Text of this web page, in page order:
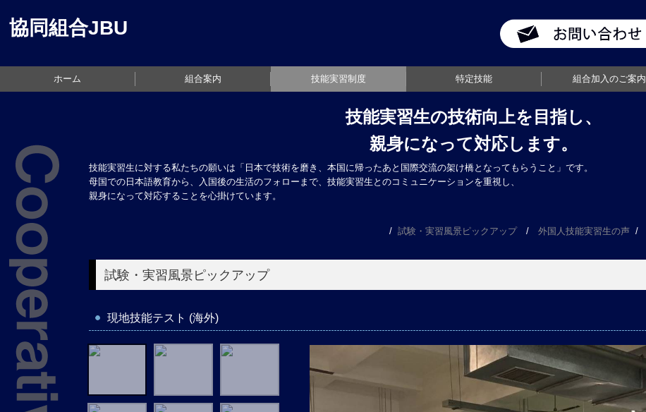
協同組合JBU
ホーム 組合案内 技能実習制度
受入れの流れ
面接・試験・実習風景
移行対象職種
特定技能 組合加入のご案内
技能実習生の技術向上を目指し、
親身になって対応します。
技能実習生に対する私たちの願いは「日本で技術を磨き、本国に帰ったあと国際交流の架け橋となってもらうこと」です。
母国での日本語教育から、入国後の生活のフォローまで、技能実習生とのコミュニケーションを重視し、
親身になって対応することを心掛けています。
/ 試験・実習風景ピックアップ/ 外国人技能実習生の声/
試験・実習風景ピックアップ
現地技能テスト (海外)